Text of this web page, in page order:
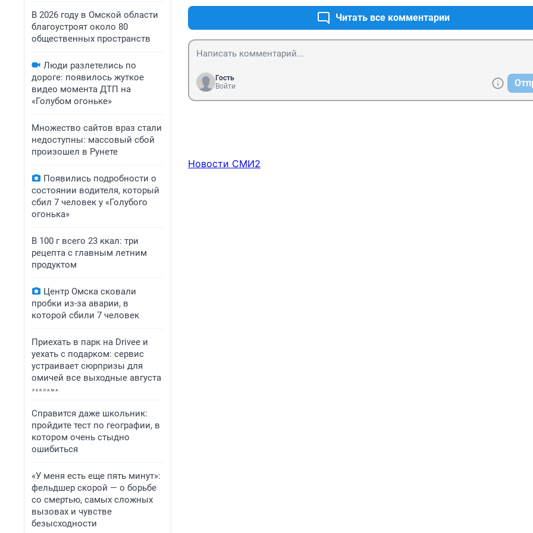
В 2026 году в Омской области
благоустроят около 80
общественных пространств
Люди разлетелись по
дороге: появилось жуткое
видео момента ДТП на
«Голубом огоньке»
Множество сайтов враз стали
недоступны: массовый сбой
произошел в Рунете
Появились подробности о
состоянии водителя, который
сбил 7 человек у «Голубого
огонька»
В 100 г всего 23 ккал: три
рецепта с главным летним
продуктом
Центр Омска сковали
пробки из-за аварии, в
которой сбили 7 человек
Приехать в парк на Drivee и
уехать с подарком: сервис
устраивает сюрпризы для
омичей все выходные августа
Справится даже школьник:
пройдите тест по географии, в
котором очень стыдно
ошибиться
«У меня есть еще пять минут»:
фельдшер скорой — о борьбе
со смертью, самых сложных
вызовах и чувстве
безысходности
Читать все комментарии
Гость
Войти
Новости СМИ2